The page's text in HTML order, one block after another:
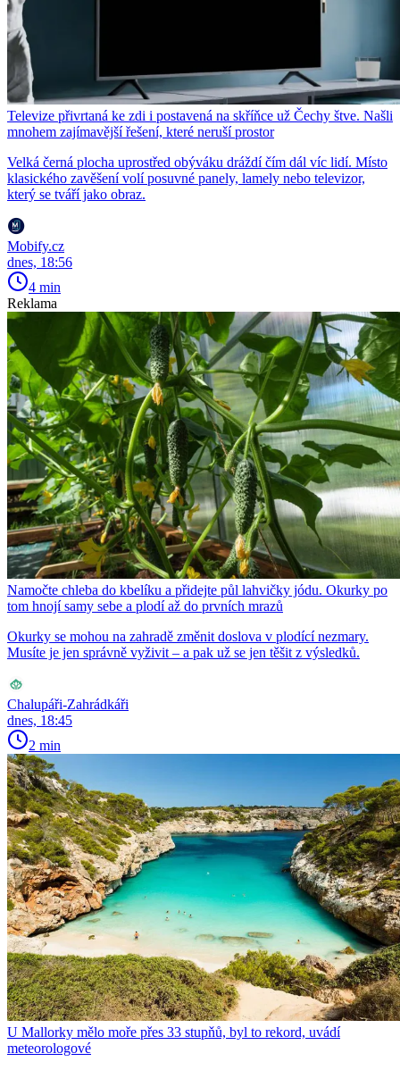
Televize přivrtaná ke zdi i postavená na skříňce už Čechy štve. Našli
mnohem zajímavější řešení, které neruší prostor
Velká černá plocha uprostřed obýváku dráždí čím dál víc lidí. Místo
klasického zavěšení volí posuvné panely, lamely nebo televizor,
který se tváří jako obraz.
Mobify.cz
dnes, 18:56
4 min
Reklama
Namočte chleba do kbelíku a přidejte půl lahvičky jódu. Okurky po
tom hnojí samy sebe a plodí až do prvních mrazů
Okurky se mohou na zahradě změnit doslova v plodící nezmary.
Musíte je jen správně vyživit – a pak už se jen těšit z výsledků.
Chalupáři-Zahrádkáři
dnes, 18:45
2 min
U Mallorky mělo moře přes 33 stupňů, byl to rekord, uvádí
meteorologové